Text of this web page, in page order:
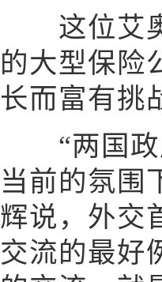
这位艾奥
的大型保险
长而富有挑
“两国政
当前的氛围
辉说，外交
交流的最好